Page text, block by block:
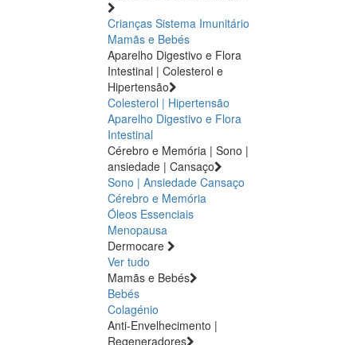
Crianças Sistema Imunitário
Mamãs e Bebés
Aparelho Digestivo e Flora
Intestinal | Colesterol e
Hipertensão
Colesterol | Hipertensão
Aparelho Digestivo e Flora
Intestinal
Cérebro e Memória | Sono |
ansiedade | Cansaço
Sono | Ansiedade Cansaço
Cérebro e Memória
Óleos Essenciais
Menopausa
Dermocare
Ver tudo
Mamãs e Bebés
Bebés
Colagénio
Anti-Envelhecimento |
Regeneradores